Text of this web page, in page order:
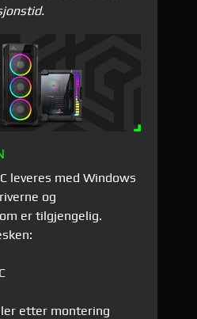
leveres med Windows
og
er tilgjengelig.
etter montering